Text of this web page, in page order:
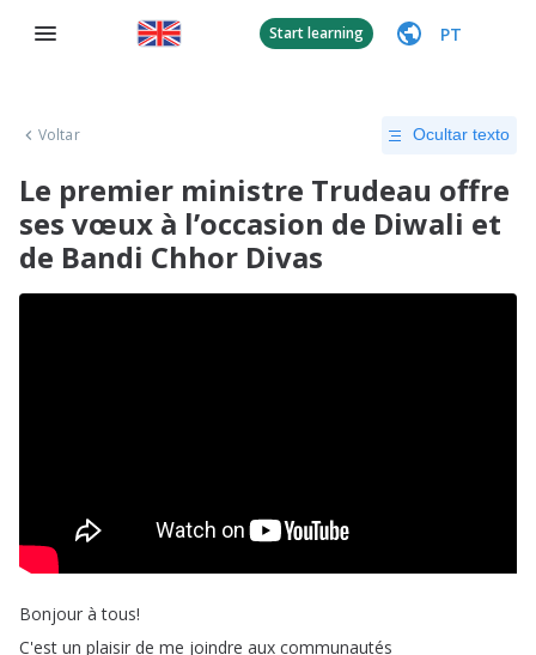
Start learning PT
Voltar Ocultar texto
Le premier ministre Trudeau offre
ses vœux à l’occasion de Diwali et
de Bandi Chhor Divas
Bonjour à tous!
C'est un plaisir de me joindre aux communautés